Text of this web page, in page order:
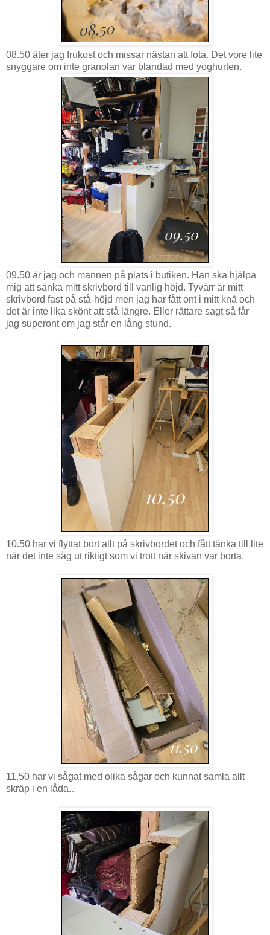
08.50 äter jag frukost och missar nästan att fota. Det vore lite
snyggare om inte granolan var blandad med yoghurten.
09.50 är jag och mannen på plats i butiken. Han ska hjälpa
mig att sänka mitt skrivbord till vanlig höjd. Tyvärr är mitt
skrivbord fast på stå-höjd men jag har fått ont i mitt knä och
det är inte lika skönt att stå längre. Eller rättare sagt så får
jag superont om jag står en lång stund.
10.50 har vi flyttat bort allt på skrivbordet och fått tänka till lite
när det inte såg ut riktigt som vi trott när skivan var borta.
11.50 har vi sågat med olika sågar och kunnat samla allt
skräp i en låda...